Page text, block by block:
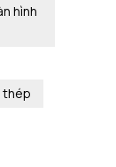
hình
thép